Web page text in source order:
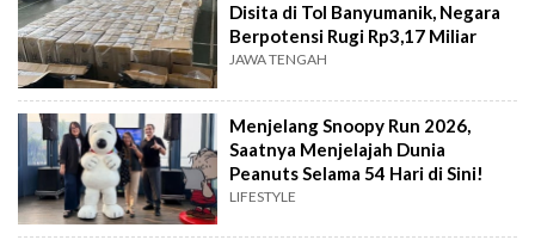
Disita di Tol Banyumanik, Negara
Berpotensi Rugi Rp3,17 Miliar
JAWA TENGAH
Menjelang Snoopy Run 2026,
Saatnya Menjelajah Dunia
Peanuts Selama 54 Hari di Sini!
LIFESTYLE